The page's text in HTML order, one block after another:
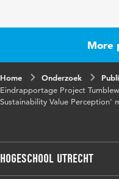
More
Home Onderzoek
Eindrapportage Project
Sustainability Value Perception’
Hogeschool Utrecht